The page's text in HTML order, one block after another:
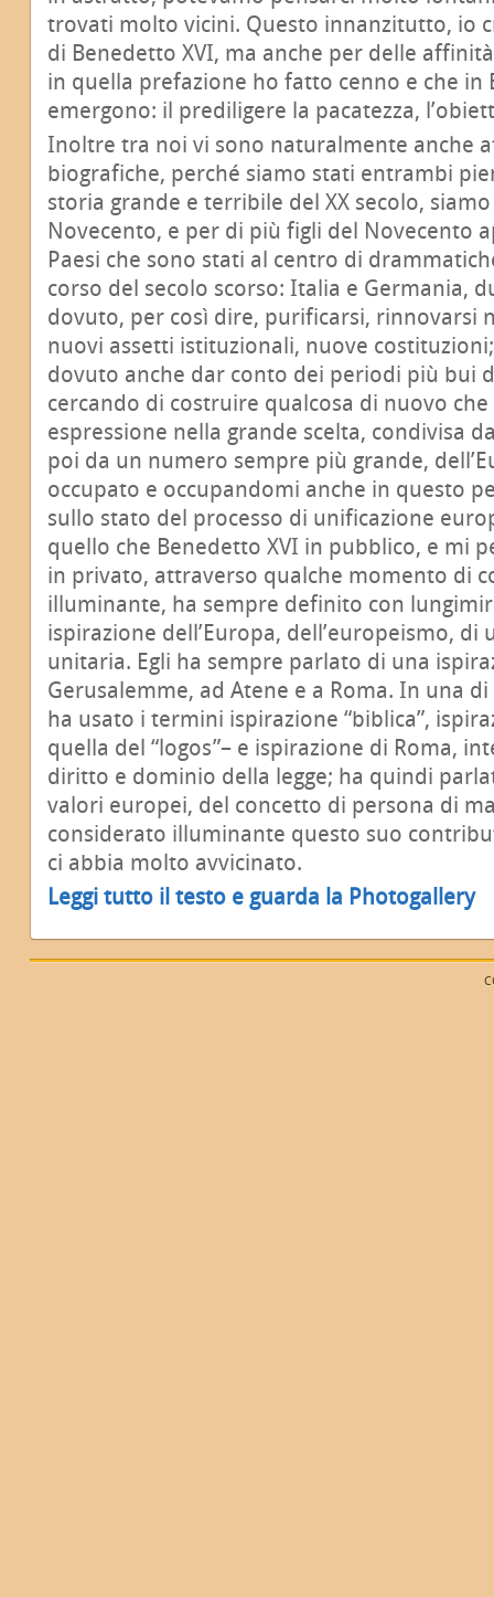
trovati molto vicini. Questo innanzitutto, io
di Benedetto XVI, ma anche per delle
in quella prefazione ho fatto cenno e che in
emergono: il prediligere la pacatezza,
Inoltre tra noi vi sono naturalmente anche
biografiche, perché siamo stati entrambi
storia grande e terribile del XX secolo,
Novecento, e per di più figli del Novecento
Paesi che sono stati al centro di
corso del secolo scorso: Italia e Germania,
dovuto, per così dire, purificarsi, rinnovarsi
nuovi assetti istituzionali, nuove
dovuto anche dar conto dei periodi più bui
cercando di costruire qualcosa di nuovo
espressione nella grande scelta, condivisa
poi da un numero sempre più grande,
occupato e occupandomi anche in questo
sullo stato del processo di unificazione
quello che Benedetto XVI in pubblico, e mi
in privato, attraverso qualche momento di
illuminante, ha sempre definito con
ispirazione dell’Europa, dell’europeismo, di
unitaria. Egli ha sempre parlato di una
Gerusalemme, ad Atene e a Roma. In una
ha usato i termini ispirazione “biblica”,
quella del “logos”– e ispirazione di Roma,
diritto e dominio della legge; ha quindi
valori europei, del concetto di persona di
considerato illuminante questo suo
ci abbia molto avvicinato.
Leggi tutto il testo e guarda la Photogallery